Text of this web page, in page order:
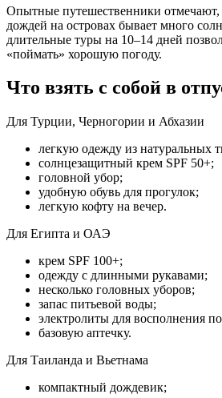
Опытные путешественники отмечают,
дождей на островах бывает много
длительные туры на 10–14 дней
«поймать» хорошую погоду.
Что взять с собой в
Для Турции, Черногории и Абхазии
легкую одежду из натуральных
солнцезащитный крем SPF 50+;
головной убор;
удобную обувь для прогулок;
легкую кофту на вечер.
Для Египта и ОАЭ
крем SPF 100+;
одежду с длинными рукавами;
несколько головных уборов;
запас питьевой воды;
электролиты для восполнения
базовую аптечку.
Для Таиланда и Вьетнама
компактный дождевик;